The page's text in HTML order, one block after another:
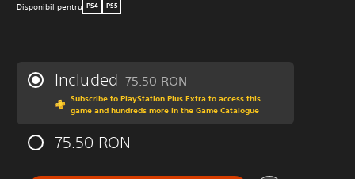
Disponibil pentru PS4 PS5
Included Discounted from original price of 75.50 RON
75.50 RON
Subscribe to PlayStation Plus Extra to access this
game and hundreds more in the Game Catalogue
75.50 RON